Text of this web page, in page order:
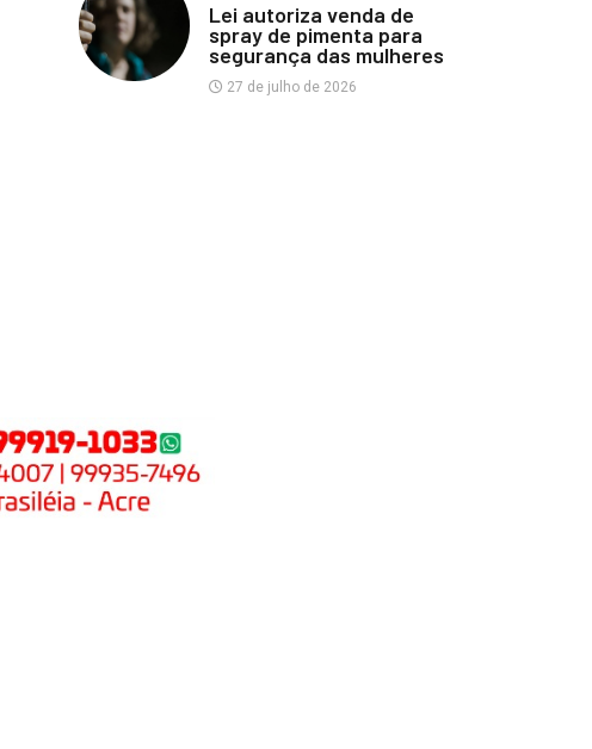
Lei autoriza venda de
spray de pimenta para
segurança das mulheres
27 de julho de 2026